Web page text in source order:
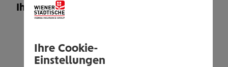
Ihr Leistungsangebot
Aufnahmegebühr
Fit-Check: Erstgespräch
Ihre Cookie-
Einstellungen